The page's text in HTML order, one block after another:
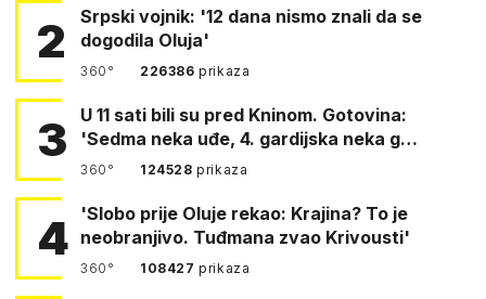
2
Srpski vojnik: '12 dana nismo znali da se
dogodila Oluja'
360° 226386prikaza
3
U 11 sati bili su pred Kninom. Gotovina:
'Sedma neka uđe, 4. gardijska neka g…
360° 124528prikaza
4
'Slobo prije Oluje rekao: Krajina? To je
neobranjivo. Tuđmana zvao Krivousti'
360° 108427prikaza